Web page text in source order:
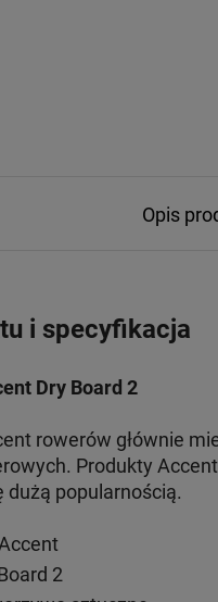
Opis
i specyfikacja
Dry Board 2
rowerów głównie
Produkty
dużą popularnością.
2